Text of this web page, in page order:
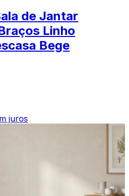
de Jantar
Linho
Bege
juros